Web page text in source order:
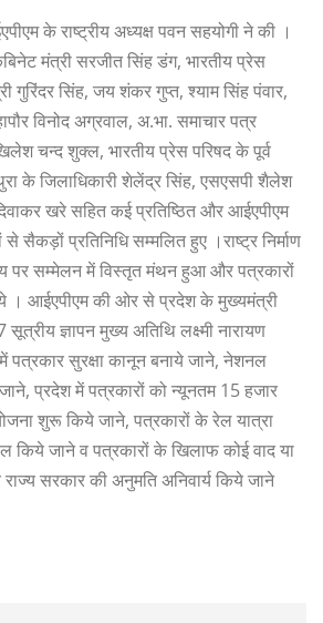
के राष्ट्रीय अध्यक्ष पवन सहयोगी ने की ।
मंत्री सरजीत सिंह डंग, भारतीय प्रेस
गुरिंदर सिंह, जय शंकर गुप्त, श्याम सिंह पंवार,
विनोद अग्रवाल, अ.भा. समाचार पत्र
चन्द शुक्ल, भारतीय प्रेस परिषद के पूर्व
के जिलाधिकारी शेलेंद्र सिंह, एसएसपी शैलेश
खरे सहित कई प्रतिष्ठित और आईएपीएम
सैकड़ों प्रतिनिधि सम्मलित हुए ।राष्ट्र निर्माण
पर सम्मेलन में विस्तृत मंथन हुआ और पत्रकारों
। आईएपीएम की ओर से प्रदेश के मुख्यमंत्री
ज्ञापन मुख्य अतिथि लक्ष्मी नारायण
पत्रकार सुरक्षा कानून बनाये जाने, नेशनल
प्रदेश में पत्रकारों को न्यूनतम 15 हजार
शुरू किये जाने, पत्रकारों के रेल यात्रा
किये जाने व पत्रकारों के खिलाफ कोई वाद या
राज्य सरकार की अनुमति अनिवार्य किये जाने